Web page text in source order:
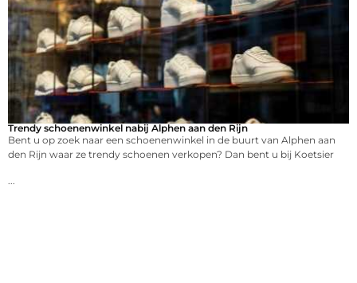
Trendy schoenenwinkel nabij Alphen aan den Rijn
Bent u op zoek naar een schoenenwinkel in de buurt van Alphen aan
den Rijn waar ze trendy schoenen verkopen? Dan bent u bij Koetsier